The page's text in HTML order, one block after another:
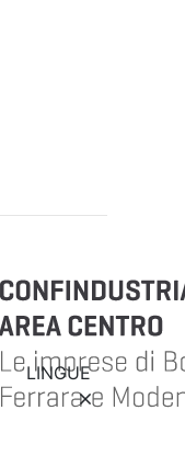
LINGUE